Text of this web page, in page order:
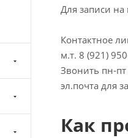
Для записи на
Контактное
м.т. 8 (921)
Звонить пн-
эл.почта для
Как